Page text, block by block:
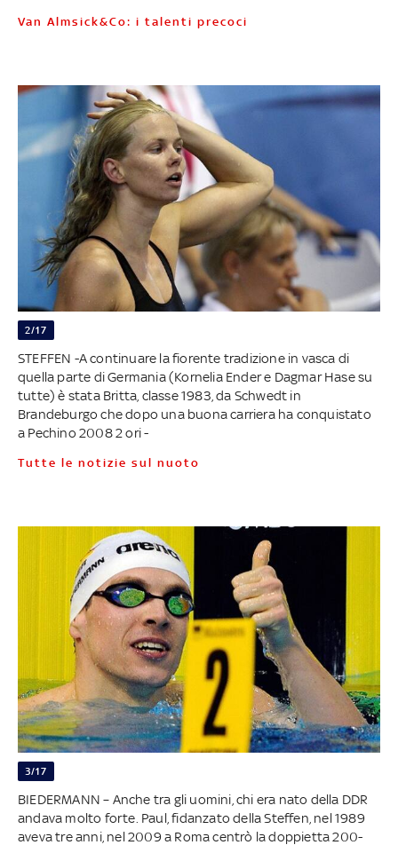
Van Almsick&Co: i talenti precoci
2/17
STEFFEN -A continuare la fiorente tradizione in vasca di
quella parte di Germania (Kornelia Ender e Dagmar Hase su
tutte) è stata Britta, classe 1983, da Schwedt in
Brandeburgo che dopo una buona carriera ha conquistato
a Pechino 2008 2 ori -
Tutte le notizie sul nuoto
3/17
BIEDERMANN – Anche tra gli uomini, chi era nato della DDR
andava molto forte. Paul, fidanzato della Steffen, nel 1989
aveva tre anni, nel 2009 a Roma centrò la doppietta 200-